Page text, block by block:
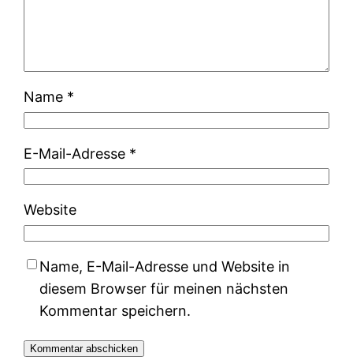
Name *
E-Mail-Adresse *
Website
Name, E-Mail-Adresse und Website in
diesem Browser für meinen nächsten
Kommentar speichern.